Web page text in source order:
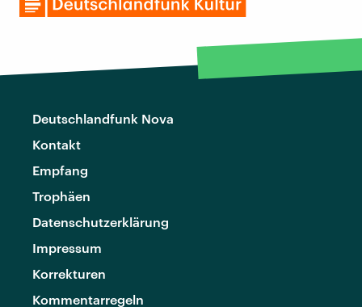
Deutschlandfunk Nova
Kontakt
Empfang
Trophäen
Datenschutzerklärung
Impressum
Korrekturen
Kommentarregeln